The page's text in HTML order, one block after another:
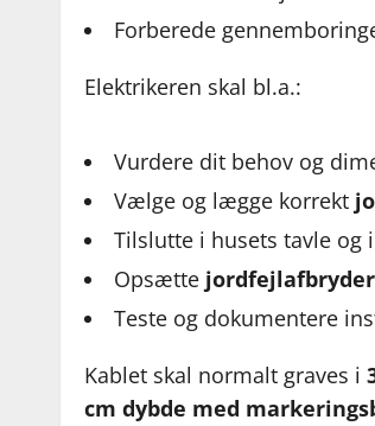
Forberede
Elektrikeren skal bl.a.:
Vurdere dit behov og
Vælge og lægge korrekt
Tilslutte i husets tavle og
Opsætte jordfejlafbryder
Teste og dokumentere
Kablet skal normalt graves i
cm dybde med